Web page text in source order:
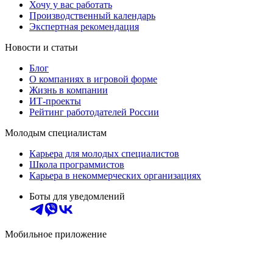
Хочу у вас работать
Производственный календарь
Экспертная рекомендация
Новости и статьи
Блог
О компаниях в игровой форме
Жизнь в компании
ИТ-проекты
Рейтинг работодателей России
Молодым специалистам
Карьера для молодых специалистов
Школа программистов
Карьера в некоммерческих организациях
Боты для уведомлений
Мобильное приложение